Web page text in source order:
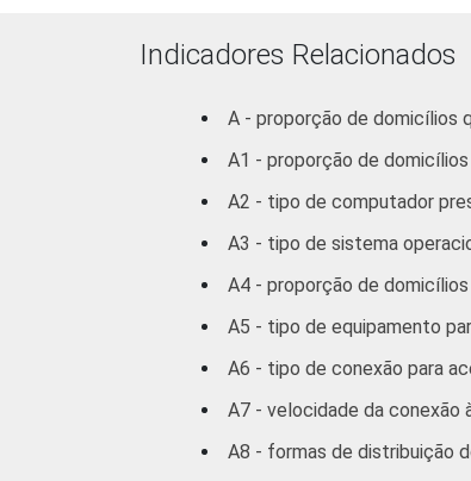
Indicadores Relacionados
A - proporção de domicílios
A1 - proporção de
A2 - tipo de computador
A3 - tipo de sistema
A4 - proporção de
A5 - tipo de equipamento
A6 - tipo de conexão para
A7 - velocidade da conexão
A8 - formas de distribuição